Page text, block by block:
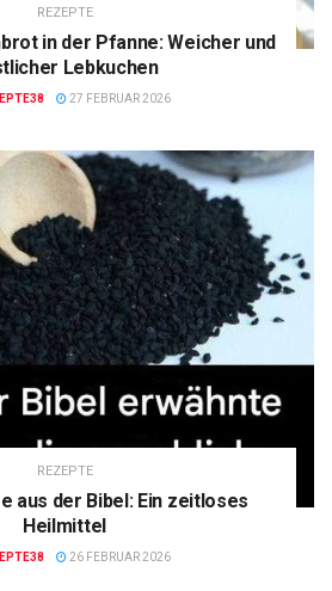
REZEPTE
in der Pfanne: Weicher und
Lebkuchen
27 FEBRUAR 2026
REZEPTE
aus der Bibel: Ein zeitloses
Heilmittel
26 FEBRUAR 2026